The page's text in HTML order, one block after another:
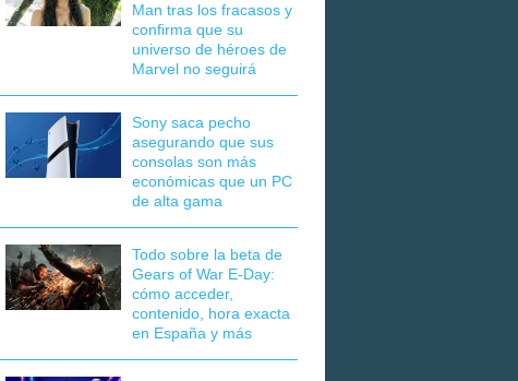
Man tras los fracasos y
confirma que su
universo de héroes de
Marvel no seguirá
Sony saca pecho
asegurando que sus
consolas son más
económicas que un PC
de alta gama
Todo sobre la beta de
Gears of War E-Day:
cómo acceder,
contenido, hora exacta
en España y más